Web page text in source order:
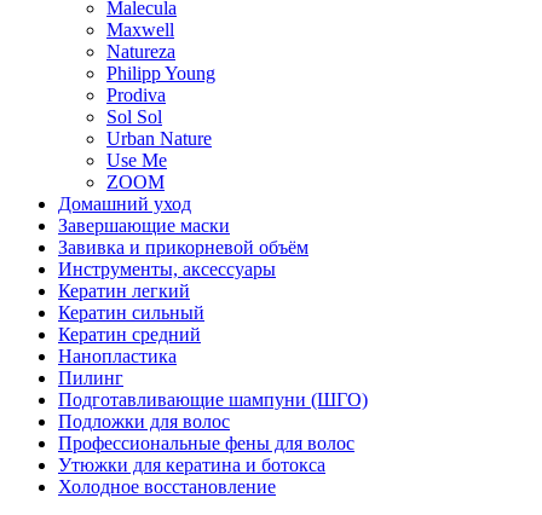
Malecula
Maxwell
Natureza
Philipp Young
Prodiva
Sol Sol
Urban Nature
Use Me
ZOOM
Домашний уход
Завершающие маски
Завивка и прикорневой объём
Инструменты, аксессуары
Кератин легкий
Кератин сильный
Кератин средний
Нанопластика
Пилинг
Подготавливающие шампуни (ШГО)
Подложки для волос
Профессиональные фены для волос
Утюжки для кератина и ботокса
Холодное восстановление